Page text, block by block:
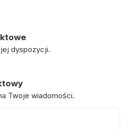
dyspozycji.
Twoje wiadomości.